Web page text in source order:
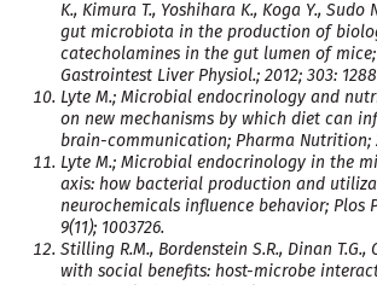
K., Kimura T., Yoshihara K., Koga Y.,
gut microbiota in the production of
catecholamines in the gut lumen of mice;
Gastrointest Liver Physiol.; 2012; 303:
Lyte M.; Microbial endocrinology and
on new mechanisms by which diet can
brain-communication; Pharma Nutrition;
Lyte M.; Microbial endocrinology in the
axis: how bacterial production and
neurochemicals influence behavior; Plos
9(11); 1003726.
Stilling R.M., Bordenstein S.R., Dinan T.G.,
with social benefits: host-microbe